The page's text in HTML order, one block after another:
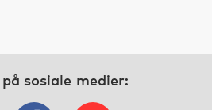
sosiale medier: